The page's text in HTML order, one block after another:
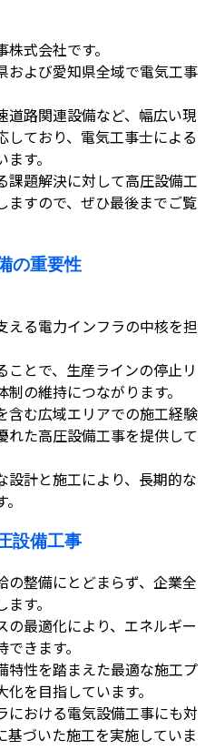
式会社です。
および愛知県全域で電気工事
路関連設備など、幅広い現
ており、電気工事士による
す。
課題解決に対して高圧設備工
ますので、ぜひ最後までご覧
の重要性
える電力インフラの中核を担
とで、生産ラインの停止リ
の維持につながります。
含む広域エリアでの施工経験
れた高圧設備工事を提供して
計と施工により、長期的な
設備工事
整備にとどまらず、企業全
す。
最適化により、エネルギー
きます。
特性を踏まえた最適な施工プ
を目指しています。
における電気設備工事にも対
づいた施工を実施していま